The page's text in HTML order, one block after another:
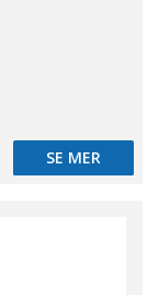
SE MER
SE MER